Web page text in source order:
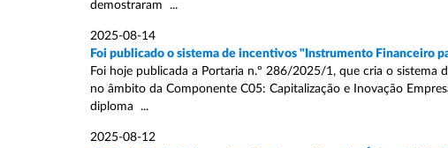
demostraram ...
2025-08-14
Foi publicado o sistema de incentivos "Instrumento Financeiro
Foi hoje publicada a Portaria n.º 286/2025/1, que cria o sistema
no âmbito da Componente C05: Capitalização e Inovação
diploma ...
2025-08-12